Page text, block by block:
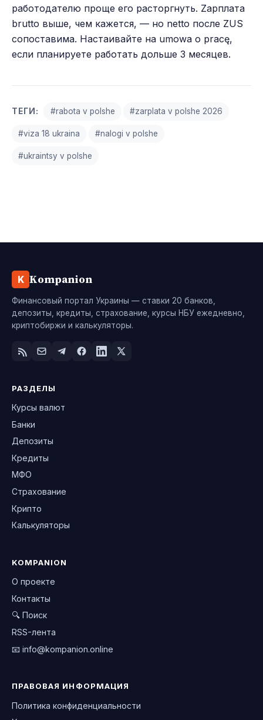
работодателю проще его расторгнуть. Zарплата
brutto выше, чем кажется, — но netto после ZUS
сопоставима. Настаивайте на umowa o pracę,
если планируете работать дольше 3 месяцев.
ТЕГИ: #rabota v polshe #zarplata v polshe 2026
#viza 18 ukraina #nalogi v polshe
#ukraintsy v polshe
K Kompanion
Финансовый портал Украины — ставки 20 банков,
депозиты, кредиты, страхование, курсы НБУ ежедневно,
криптобиржи и калькуляторы.
РАЗДЕЛЫ
Курсы валют
Банки
Депозиты
Кредиты
МФО
Страхование
Крипто
Калькуляторы
KOMPANION
О проекте
Контакты
🔍 Поиск
RSS-лента
📧 info@kompanion.online
ПРАВОВАЯ ИНФОРМАЦИЯ
Политика конфиденциальности